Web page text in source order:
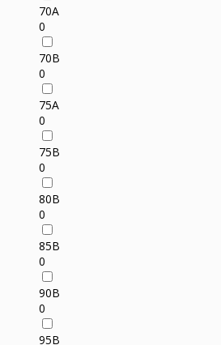
70A
0
70B
0
75A
0
75B
0
80B
0
85B
0
90B
0
95B